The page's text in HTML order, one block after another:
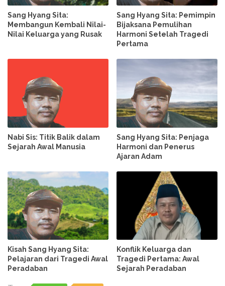
Sang Hyang Sita:
Membangun Kembali Nilai-
Nilai Keluarga yang Rusak
Sang Hyang Sita: Pemimpin
Bijaksana Pemulihan
Harmoni Setelah Tragedi
Pertama
Nabi Sis: Titik Balik dalam
Sejarah Awal Manusia
Sang Hyang Sita: Penjaga
Harmoni dan Penerus
Ajaran Adam
Kisah Sang Hyang Sita:
Pelajaran dari Tragedi Awal
Peradaban
Konflik Keluarga dan
Tragedi Pertama: Awal
Sejarah Peradaban